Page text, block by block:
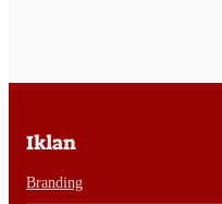
Iklan
Branding